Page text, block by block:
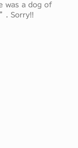
was a dog of
Sorry!!